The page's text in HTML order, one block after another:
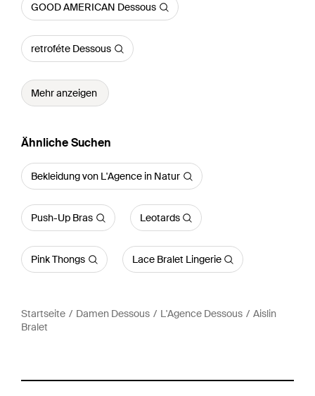
GOOD AMERICAN Dessous
retroféte Dessous
Mehr anzeigen
Ähnliche Suchen
Bekleidung von L'Agence in Natur
Push-Up Bras Leotards
Pink Thongs Lace Bralet Lingerie
Startseite Damen Dessous L'Agence Dessous
Aislin
Bralet